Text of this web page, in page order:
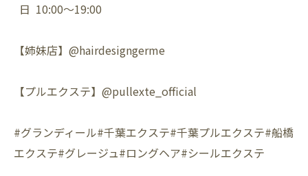
日 10:00〜19:00
【姉妹店】@hairdesigngerme
【プルエクステ】@pullexte_official
#グランディール#千葉エクステ#千葉プルエクステ#船橋
エクステ#グレージュ#ロングヘア#シールエクステ